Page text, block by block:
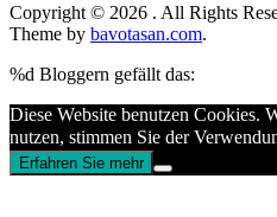
Copyright © 2026 . All Rights
Theme by bavotasan.com.
%d Bloggern gefällt das:
Diese Website benutzen Cookies.
nutzen, stimmen Sie der
Erfahren Sie mehr